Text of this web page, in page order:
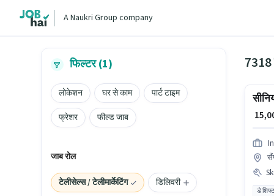
A Naukri Group company
फिल्टर (1)
लोकेशन घर से काम
पार्ट टाइम
फ्रेशर
फील्ड जाब
जाब रोल
टेलीसेल्स / टेलीमार्केटिंग
डिलिवरी
₹
डे शिफ्ट